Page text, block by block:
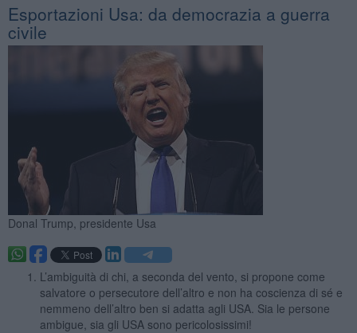
Esportazioni Usa: da democrazia a guerra
civile
Donal Trump, presidente Usa
L’ambiguità di chi, a seconda del vento, si propone come
salvatore o persecutore dell’altro e non ha coscienza di sé e
nemmeno dell’altro ben si adatta agli USA. Sia le persone
ambigue, sia gli USA sono pericolosissimi!